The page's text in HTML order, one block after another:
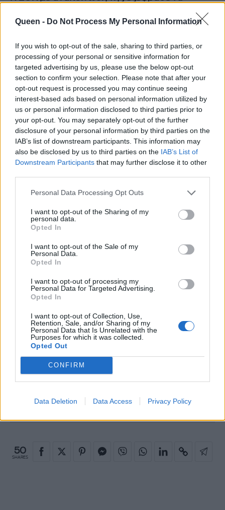
Queen - Do Not Process My Personal Information
If you wish to opt-out of the sale, sharing to third parties, or
processing of your personal or sensitive information for
targeted advertising by us, please use the below opt-out
section to confirm your selection. Please note that after your
opt-out request is processed you may continue seeing
interest-based ads based on personal information utilized by
us or personal information disclosed to third parties prior to
your opt-out. You may separately opt-out of the further
disclosure of your personal information by third parties on the
IAB’s list of downstream participants. This information may
also be disclosed by us to third parties on the IAB’s List of
Downstream Participants that may further disclose it to other
Personal Data Processing Opt Outs
I want to opt-out of the Sharing of my
personal data.
Opted In
I want to opt-out of the Sale of my
Personal Data.
Opted In
I want to opt-out of processing my
Personal Data for Targeted Advertising.
Opted In
I want to opt-out of Collection, Use,
Retention, Sale, and/or Sharing of my
Personal Data that Is Unrelated with the
Purposes for which it was collected.
Opted Out
CONFIRM
Data Deletion Data Access Privacy Policy
πρόσφερε με την εργατικότητα και τη
συνέπειά του στο μπάσκετ θρηνεί ο χώρος της
ελληνικής καλαθοσφαίρισης, καθώς,
απεβίωσε ο φροντιστής της ομάδας του
Παναθηναϊκού, Πάρης Δερμάνης, ο οποίος
νοσηλευόταν από την 1η Μαΐου, μετά από
επεισόδιο που είχε υποστεί στο Βελιγράδι, ενώ
στη συνέχεια είχε μεταφερθεί στην Αθήνα. Ο
εκλιπών, ο οποίος στο παρελθόν είχε εργαστεί
σε αντίστοιχη θέση και στην ΑΕΚ, ήταν ο
άνθρωπος που επί 17 χρόνια φρόντιζε τους
αγαπητός όχι μόνο στις τάξεις της ομάδας,
αλλά σε όλους τους ανθρώπους του μπάσκετ.
Τα μέλη του Διοικητικού Συμβουλίου της ΕΟΚ
και ο πρόεδρός της, Ευάγγελος Λιόλιος,
απώλεια του Πάρη Δερμάνη και τα θερμά
συλλυπητήρια στην οικογένεια και στους
οικείους του».
Πηγή κεντρικής: ndp
50
SHARES